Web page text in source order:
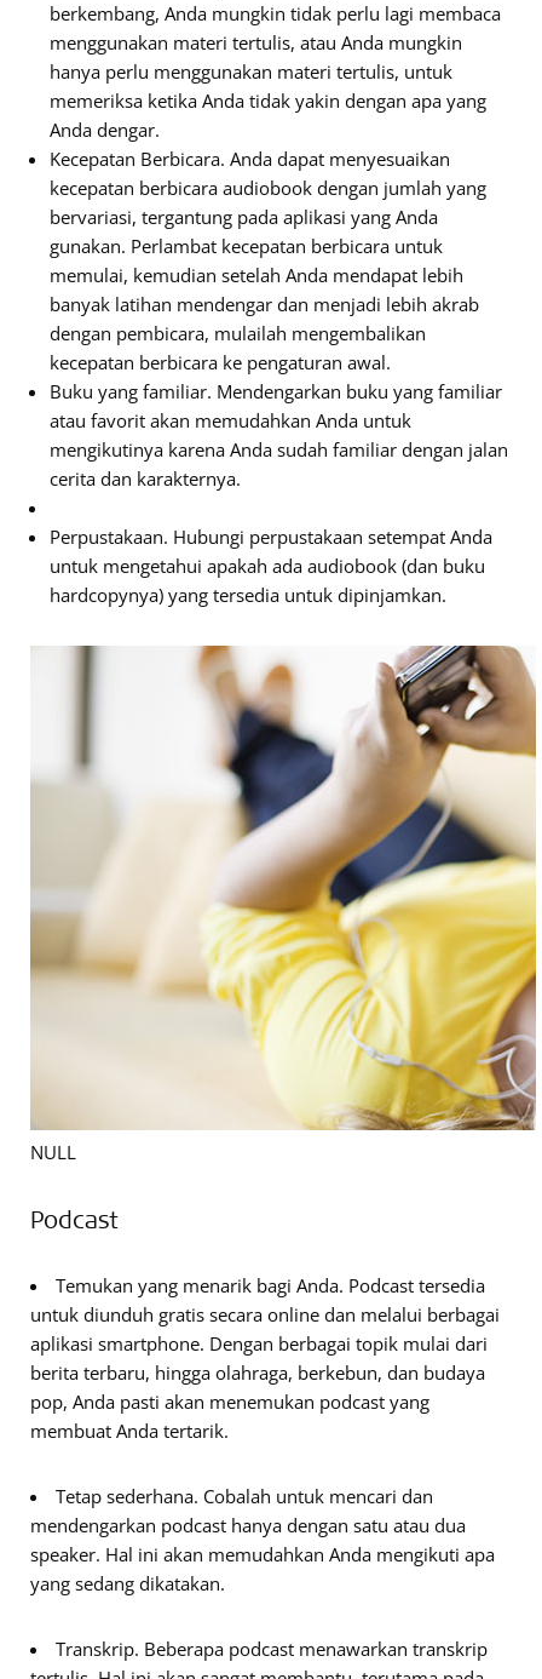
berkembang, Anda mungkin tidak perlu lagi membaca
menggunakan materi tertulis, atau Anda mungkin
hanya perlu menggunakan materi tertulis, untuk
memeriksa ketika Anda tidak yakin dengan apa yang
Anda dengar.
Kecepatan Berbicara. Anda dapat menyesuaikan
kecepatan berbicara audiobook dengan jumlah yang
bervariasi, tergantung pada aplikasi yang Anda
gunakan. Perlambat kecepatan berbicara untuk
memulai, kemudian setelah Anda mendapat lebih
banyak latihan mendengar dan menjadi lebih akrab
dengan pembicara, mulailah mengembalikan
kecepatan berbicara ke pengaturan awal.
Buku yang familiar. Mendengarkan buku yang familiar
atau favorit akan memudahkan Anda untuk
mengikutinya karena Anda sudah familiar dengan jalan
cerita dan karakternya.
Perpustakaan. Hubungi perpustakaan setempat Anda
untuk mengetahui apakah ada audiobook (dan buku
hardcopynya) yang tersedia untuk dipinjamkan.
NULL
Podcast
Temukan yang menarik bagi Anda. Podcast tersedia
untuk diunduh gratis secara online dan melalui berbagai
aplikasi smartphone. Dengan berbagai topik mulai dari
berita terbaru, hingga olahraga, berkebun, dan budaya
pop, Anda pasti akan menemukan podcast yang
membuat Anda tertarik.
Tetap sederhana. Cobalah untuk mencari dan
mendengarkan podcast hanya dengan satu atau dua
speaker. Hal ini akan memudahkan Anda mengikuti apa
yang sedang dikatakan.
Transkrip. Beberapa podcast menawarkan transkrip